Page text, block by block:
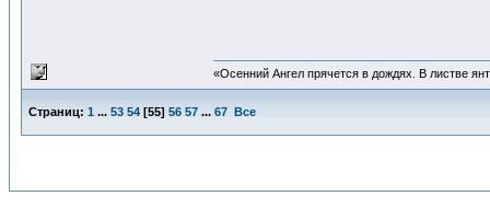
«Осенний Ангел прячется в дождях. В листве
Страниц: 1 ... 53 54 [55] 56 57 ... 67 Все